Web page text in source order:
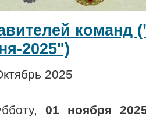
команд
2025")
2025
01 ноября